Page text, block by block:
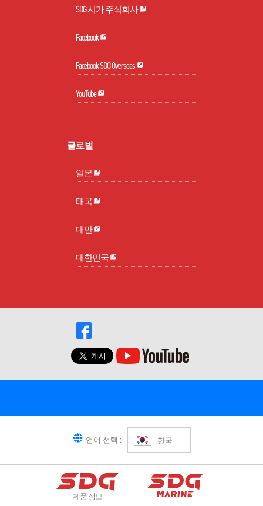
SDG 시가 주식회사
Facebook
Facebook SDG Overseas
YouTube
글로벌
일본
태국
대만
대한민국
언어 선택 : 한국
제품 정보